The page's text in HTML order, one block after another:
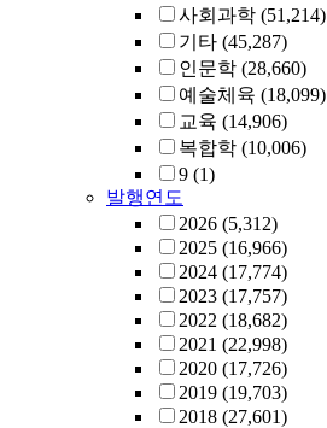
사회과학 (51,214)
기타 (45,287)
인문학 (28,660)
예술체육 (18,099)
교육 (14,906)
복합학 (10,006)
9 (1)
발행연도
2026 (5,312)
2025 (16,966)
2024 (17,774)
2023 (17,757)
2022 (18,682)
2021 (22,998)
2020 (17,726)
2019 (19,703)
2018 (27,601)